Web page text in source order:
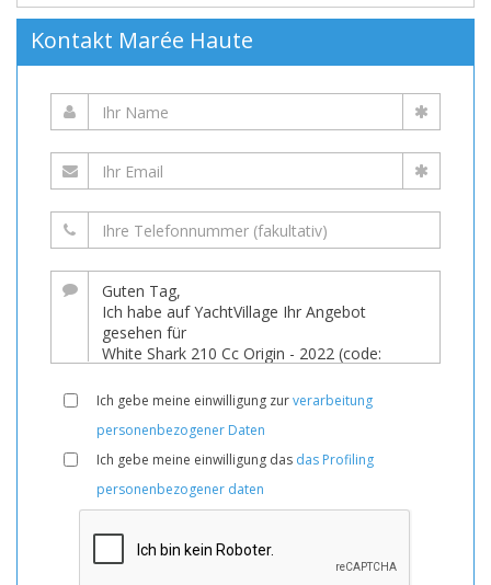
Kontakt Marée Haute
Ich gebe meine einwilligung zurverarbeitung
personenbezogener Daten
Ich gebe meine einwilligung das das Profiling
personenbezogener daten